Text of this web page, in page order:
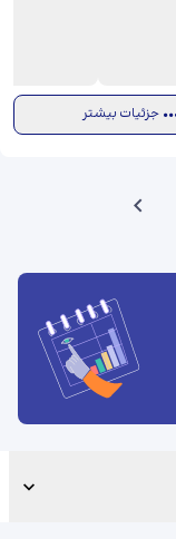
جزئیات بیشتر